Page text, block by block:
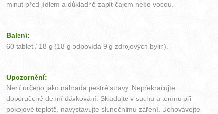
minut před jídlem a důkladně zapít čajem nebo vodou.
Balení:
60 tablet / 18 g (18 g odpovídá 9 g zdrojových bylin).
Upozornění:
Není určeno jako náhrada pestré stravy. Nepřekračujte
doporučené denní dávkování. Skladujte v suchu a temnu při
pokojové teplotě, navystavujte slunečnímu záření. Uchovávejte